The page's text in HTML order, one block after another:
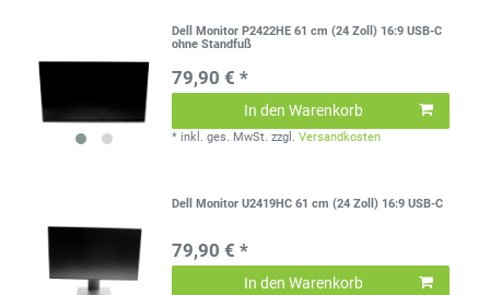
Dell Monitor P2422HE 61 cm (24 Zoll) 16:9 USB-C
ohne Standfuß
79,90 € *
In den Warenkorb
* inkl. ges. MwSt. zzgl.Versandkosten
Dell Monitor U2419HC 61 cm (24 Zoll) 16:9 USB-C
79,90 € *
In den Warenkorb